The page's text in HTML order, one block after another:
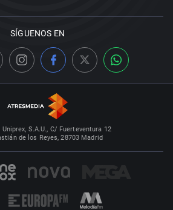
SÍGUENOS EN
S.A.U., C/ Fuerteventura 12
de los Reyes, 28703 Madrid